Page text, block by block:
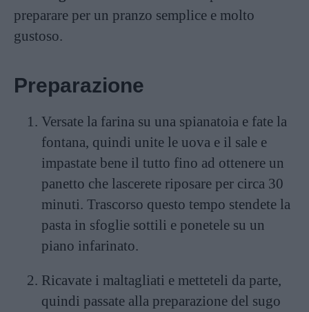
preparare per un pranzo semplice e molto
gustoso.
Preparazione
Versate la farina su una spianatoia e fate la
fontana, quindi unite le uova e il sale e
impastate bene il tutto fino ad ottenere un
panetto che lascerete riposare per circa 30
minuti. Trascorso questo tempo stendete la
pasta in sfoglie sottili e ponetele su un
piano infarinato.
Ricavate i maltagliati e metteteli da parte,
quindi passate alla preparazione del sugo